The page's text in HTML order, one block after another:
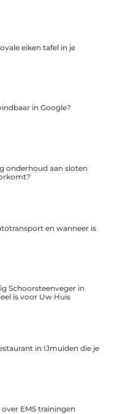
eiken tafel in je
in Google?
onderhoud aan sloten
en wanneer is
Schoorsteenveger in
is voor Uw Huis
in IJmuiden die je
EMS trainingen